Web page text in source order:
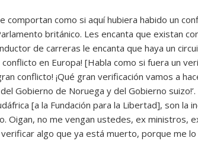
comportan como si aquí hubiera habido un
británico. Les encanta que existan
de carreras le encanta que haya un
conflicto en Europa! [Habla como si fuera un
conflicto! ¡Qué gran verificación vamos a
Gobierno de Noruega y del Gobierno suizo!’.
[a la Fundación para la Libertad], son la
Oigan, no me vengan ustedes, ex ministros,
algo que ya está muerto, porque me lo